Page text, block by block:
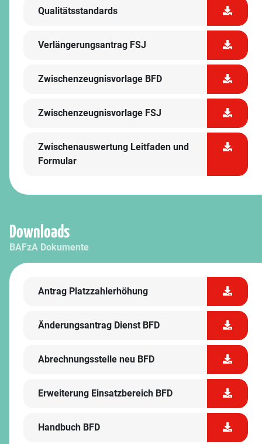
Qualitätsstandards
Verlängerungsantrag FSJ
Zwischenzeugnisvorlage BFD
Zwischenzeugnisvorlage FSJ
Zwischenauswertung Leitfaden und
Formular
Downloads
BAFzA Dokumente
Antrag Platzzahlerhöhung
Änderungsantrag Dienst BFD
Abrechnungsstelle neu BFD
Erweiterung Einsatzbereich BFD
Handbuch BFD